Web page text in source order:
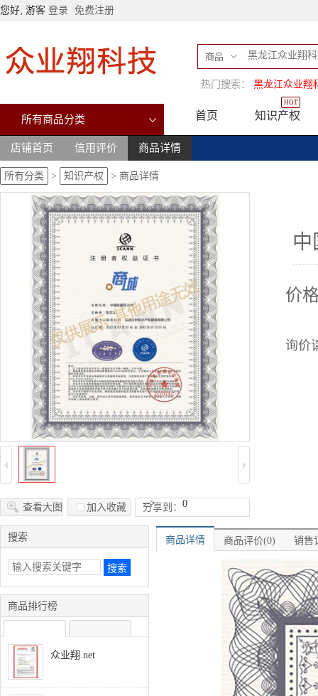
您好, 游客 登录 免费注册
商品
热门搜索： 黑龙江众业翔
所有商品分类 首页 知识产权
HOT
店铺首页 信用评价 商品详情
所有分类 > 知识产权 > 商品详情
查看大图 加入收藏 分享到： 0
-->
中
价
询价
搜索
商品排行榜
众业翔.net
商品详情 商品评价(0) 销售